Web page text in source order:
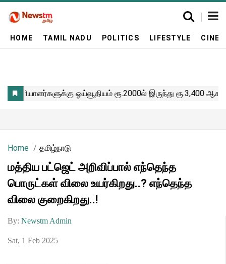
HOME TAMIL NADU POLITICS LIFESTYLE
Home தமிழ்நாடு
மத்திய பட்ஜெட் அறிவிப்பால் எந்தெந்த
பொருட்கள் விலை உயர்கிறது..? எந்தெந்த
விலை குறைகிறது..!
By: Newstm Admin
Sat, 1 Feb 2025